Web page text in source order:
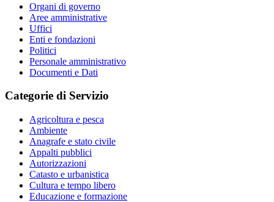
Organi di governo
Aree amministrative
Uffici
Enti e fondazioni
Politici
Personale amministrativo
Documenti e Dati
Categorie di Servizio
Agricoltura e pesca
Ambiente
Anagrafe e stato civile
Appalti pubblici
Autorizzazioni
Catasto e urbanistica
Cultura e tempo libero
Educazione e formazione